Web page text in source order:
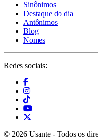
Sinônimos
Destaque do dia
Antônimos
Blog
Nomes
Redes sociais:
© 2026 Usante - Todos os